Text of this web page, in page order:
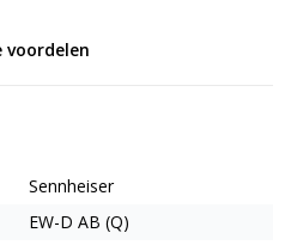
voordelen
Sennheiser
EW-D AB (Q)